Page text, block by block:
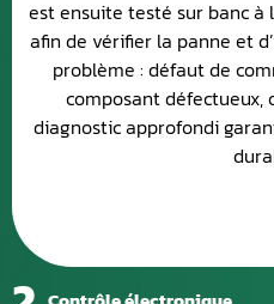
est ensuite testé sur banc à
afin de vérifier la panne et
problème : défaut de
composant
diagnostic approfondi